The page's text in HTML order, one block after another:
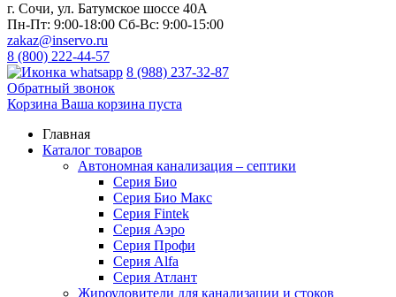
г. Сочи, ул. Батумское шоссе 40А
Пн-Пт: 9:00-18:00 Сб-Вс: 9:00-15:00
zakaz@inservo.ru
8 (800) 222-44-57
8 (988) 237-32-87
Обратный звонок
Корзина Ваша корзина пуста
Главная
Каталог товаров
Автономная канализация – септики
Серия Био
Серия Био Макс
Серия Fintek
Серия Аэро
Серия Профи
Серия Alfa
Серия Атлант
Жироуловители для канализации и стоков